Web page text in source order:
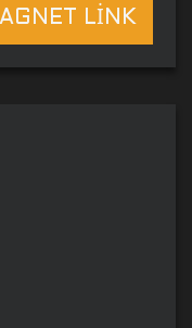
LİNK